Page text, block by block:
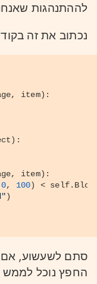
לההתנהגות
נכתוב את זה
item):
):
item):
0, 100) < self
)
סתם לשעשוע,
החפץ נוכל לממש